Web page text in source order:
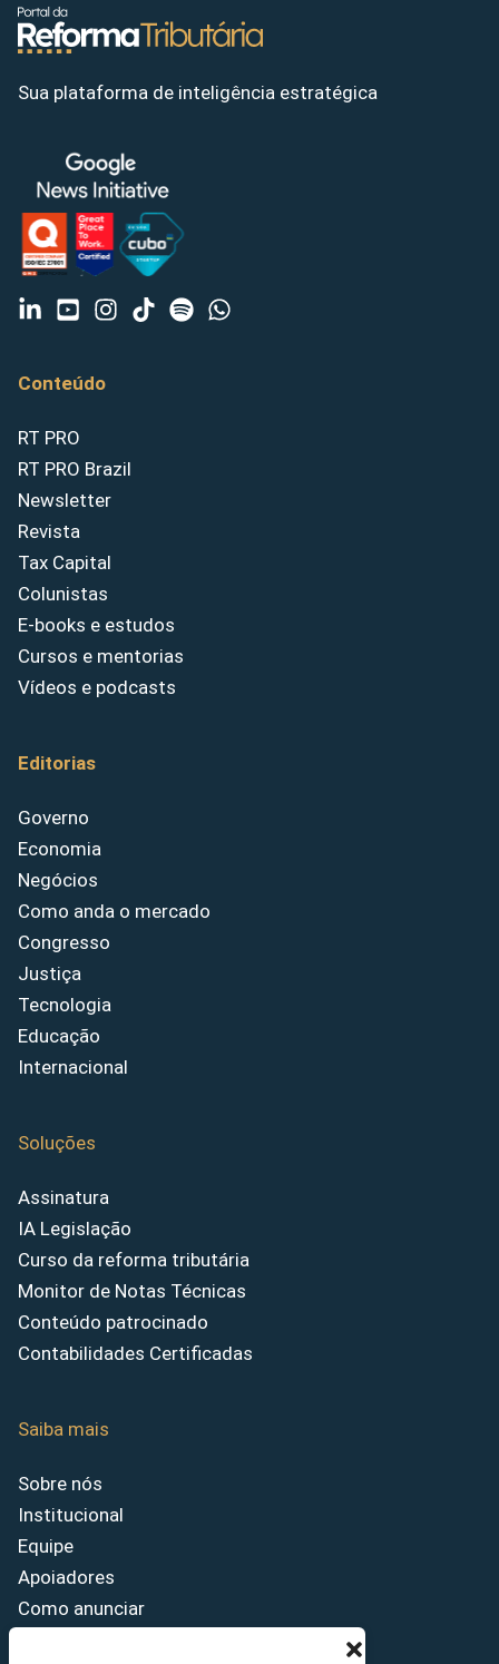
Sua plataforma de inteligência estratégica
Conteúdo
RT PRO
RT PRO Brazil
Newsletter
Revista
Tax Capital
Colunistas
E-books e estudos
Cursos e mentorias
Vídeos e podcasts
Editorias
Governo
Economia
Negócios
Como anda o mercado
Congresso
Justiça
Tecnologia
Educação
Internacional
Soluções
Assinatura
IA Legislação
Curso da reforma tributária
Monitor de Notas Técnicas
Conteúdo patrocinado
Contabilidades Certificadas
Saiba mais
Sobre nós
Institucional
Equipe
Apoiadores
Como anunciar